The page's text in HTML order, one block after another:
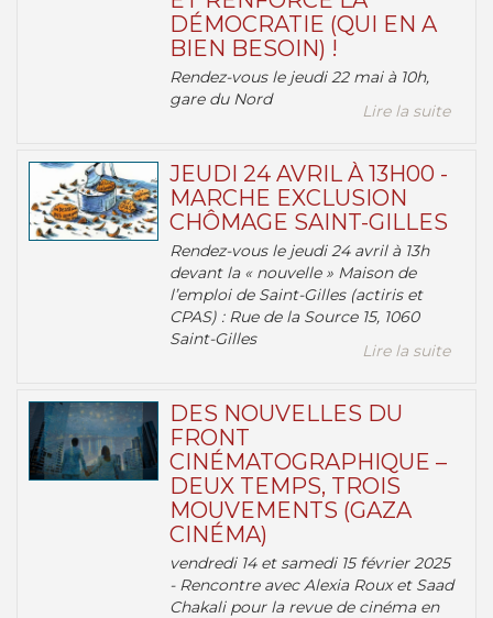
DÉMOCRATIE (QUI EN A
BIEN BESOIN) !
Rendez-vous le jeudi 22 mai à 10h,
gare du Nord
Lire la suite
JEUDI 24 AVRIL À 13H00 -
MARCHE EXCLUSION
CHÔMAGE SAINT-GILLES
Rendez-vous le jeudi 24 avril à 13h
devant la « nouvelle » Maison de
l’emploi de Saint-Gilles (actiris et
CPAS) : Rue de la Source 15, 1060
Saint-Gilles
Lire la suite
DES NOUVELLES DU
FRONT
CINÉMATOGRAPHIQUE –
DEUX TEMPS, TROIS
MOUVEMENTS (GAZA
CINÉMA)
vendredi 14 et samedi 15 février 2025
- Rencontre avec Alexia Roux et Saad
Chakali pour la revue de cinéma en